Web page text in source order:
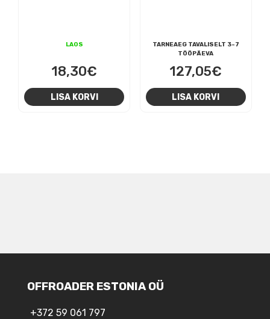
LAOS
18,30€
LISA KORVI
TARNEAEG TAVALISELT 3-7
TÖÖPÄEVA
127,05€
LISA KORVI
OFFROADER ESTONIA OÜ
+372 59 061 797